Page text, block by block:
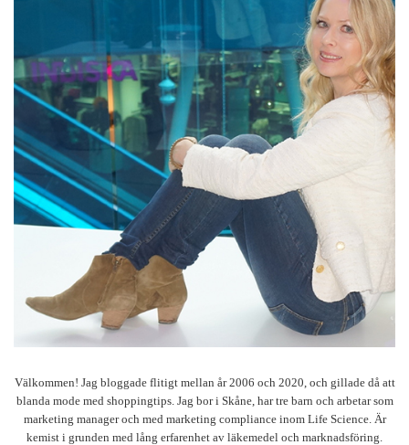
Välkommen! Jag bloggade flitigt mellan år 2006 och 2020, och gillade då att
blanda mode med shoppingtips. Jag bor i Skåne, har tre barn och arbetar som
marketing manager och med marketing compliance inom Life Science. Är
kemist i grunden med lång erfarenhet av läkemedel och marknadsföring.